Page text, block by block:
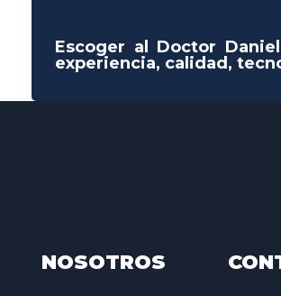
Escoger al Doctor
experiencia, calidad,
NOSOTROS